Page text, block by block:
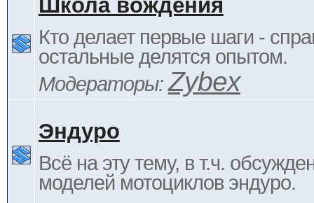
Школа вождения
Кто делает первые шаги -
остальные делятся опытом.
Модераторы:Zybex
Эндуро
Всё на эту тему, в т.ч.
моделей мотоциклов эндуро.